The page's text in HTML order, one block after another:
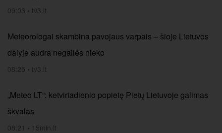
09:03 • tv3.lt
Meteorologai skambina pavojaus varpais – šioje Lietuvos
dalyje audra negailės nieko
08:25 • tv3.lt
„Meteo LT“: ketvirtadienio popietę Pietų Lietuvoje galimas
škvalas
08:21 • 15min.lt